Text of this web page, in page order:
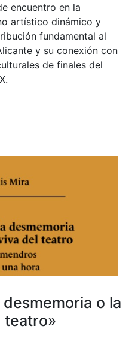
encuentro en la
artístico dinámico y
fundamental al
y su conexión con
de finales del
o la
teatro»